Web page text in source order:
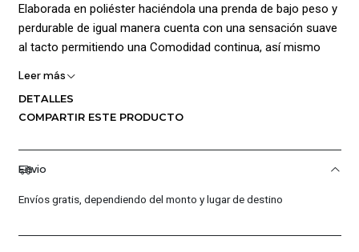
Elaborada en poliéster haciéndola una prenda de bajo peso y
perdurable de igual manera cuenta con una sensación suave
al tacto permitiendo una Comodidad continua, así mismo
enfriamiento natural del cuerpo al absorber el sudor y
distribuirlo en la superficie de la tela para que se evapore
cordón interno dando un ajuste seguro y personalizado de
dando mayor estilo a la prenda; Composición: 100% poliéster
CARACTERÍSTICAS PRINCIPALES:
Leer más
DETALLES
COMPARTIR ESTE PRODUCTO
Envio
Envíos gratis, dependiendo del monto y lugar de destino